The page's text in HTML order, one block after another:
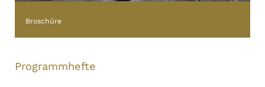
Broschüre
Programmhefte